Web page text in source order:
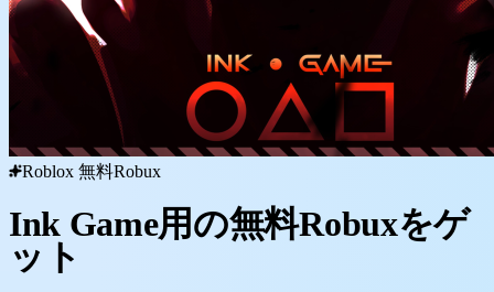
Roblox 無料Robux
Ink Game用の無料Robuxをゲ
ット